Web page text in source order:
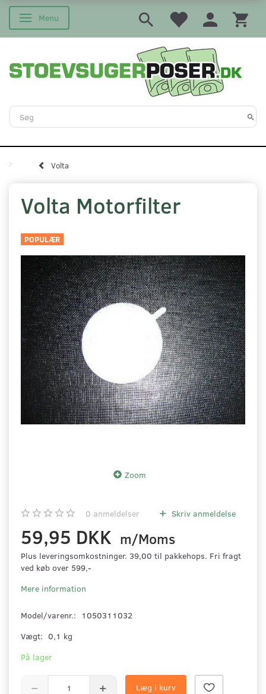
Skifte navigation
Menu
Volta
Volta Motorfilter
POPULÆR
Zoom
0 anmeldelser Skriv anmeldelse
59,95 DKK m/Moms
Plus leveringsomkostninger. 39,00 til pakkehops. Fri fragt
ved køb over 599,-
Mere information
Model/varenr.:
1050311032
Vægt: 0,1 kg
På lager
Læg i kurv